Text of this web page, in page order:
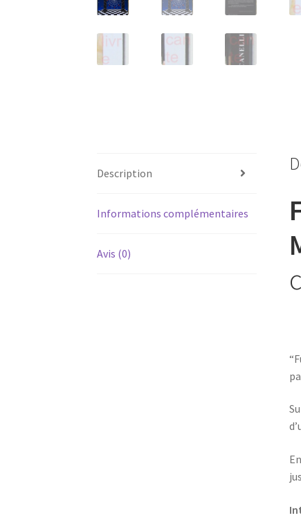
Description
Informations complémentaires
Avis (0)